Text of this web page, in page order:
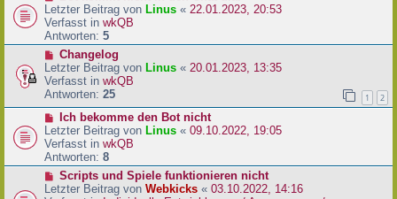
ge
i
t
r
a
g
e
u
e
r
B
e
i
t
a
g
Letzter Beitrag von Linus « 22.01.2023, 20:53
Verfasst in wkQB
Antworten: 5
N
e
u
e
r
B
e
i
t
a
Changelog
Letzter Beitrag von Linus « 20.01.2023, 13:35
Verfasst in wkQB
Antworten: 25 1 2
N
e
u
e
r
B
e
Ich bekomme den Bot nicht
Letzter Beitrag von Linus « 09.10.2022, 19:05
Verfasst in wkQB
Antworten: 8
N
e
Scripts und Spiele funktionieren nicht
Letzter Beitrag von Webkicks « 03.10.2022, 14:16